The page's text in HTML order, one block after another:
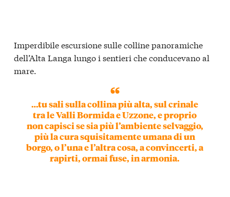
Imperdibile escursione sulle colline panoramiche
dell’Alta Langa lungo i sentieri che conducevano al
mare.
…tu sali sulla collina più alta, sul crinale
tra le Valli Bormida e Uzzone, e proprio
non capisci se sia più l’ambiente selvaggio,
più la cura squisitamente umana di un
borgo, o l’una e l’altra cosa, a convincerti, a
rapirti, ormai fuse, in armonia.